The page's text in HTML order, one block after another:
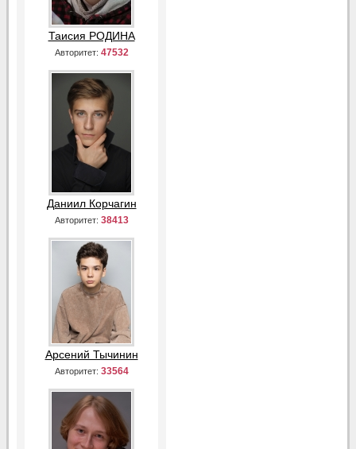
Таисия РОДИНА
Авторитет: 47532
Даниил Корчагин
Авторитет: 38413
Арсений Тычинин
Авторитет: 33564